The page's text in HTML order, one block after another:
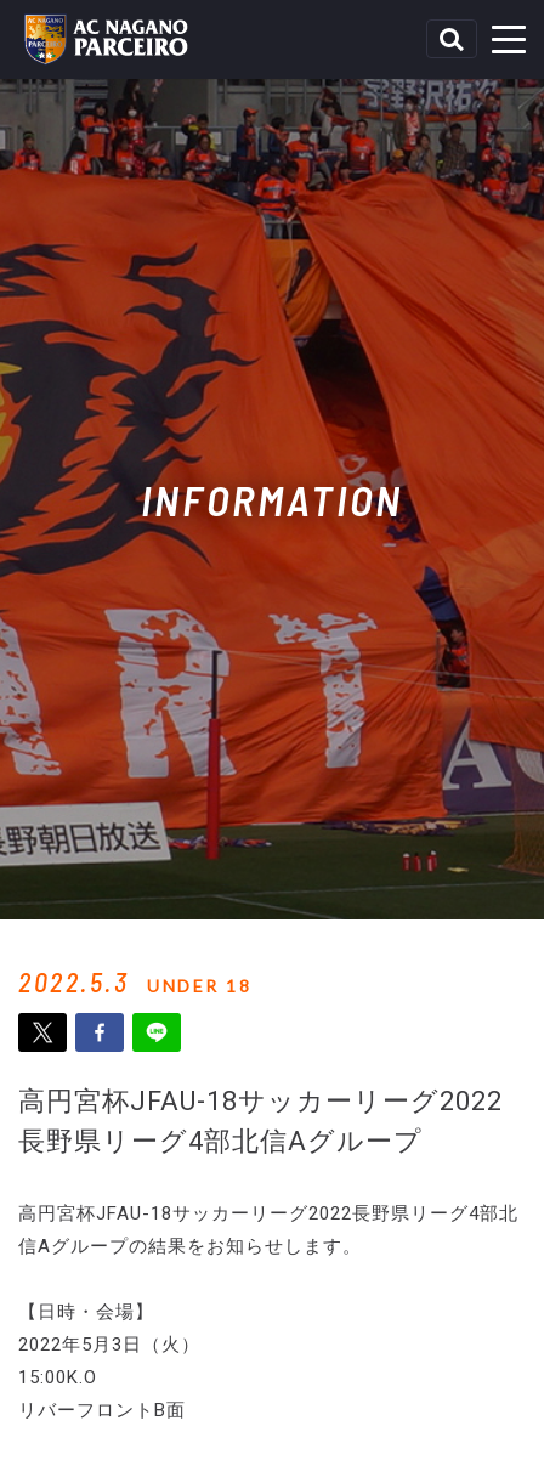
INFORMATION
2022.5.3 UNDER 18
高円宮杯JFAU-18サッカーリーグ2022
長野県リーグ4部北信Aグループ
高円宮杯JFAU-18サッカーリーグ2022長野県リーグ4部北
信Aグループの結果をお知らせします。
【日時・会場】
2022年5月3日（火）
15:00K.O
リバーフロントB面